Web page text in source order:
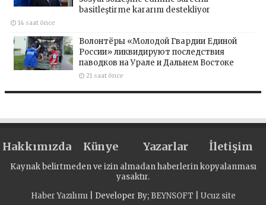
basitleştirme kararını destekliyor
14 saat önce
Волонтёры «Молодой Гвардии Единой
России» ликвидируют последствия
паводков на Урале и Дальнем Востоке
21 saat önce
Hakkımızda Künye Yazarlar İletişim
Kaynak belirtmeden ve izin almadan haberlerin kopyalanması
yasaktır.
Haber Yazılımı| Developer By; BEYNSOFT Ucuz site